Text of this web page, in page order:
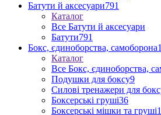
Батути й аксесуари791
Каталог
Все Батути й аксесуари
Батути791
Бокс, єдиноборства, самоборона
Каталог
Все Бокс, єдиноборства,
Подушки для боксу9
Силові тренажери для
Боксерські груші36
Боксерські мішки та груші